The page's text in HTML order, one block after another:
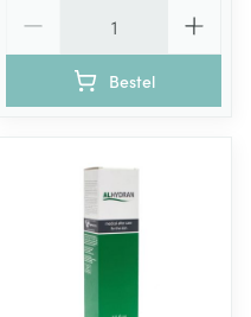
Bestel